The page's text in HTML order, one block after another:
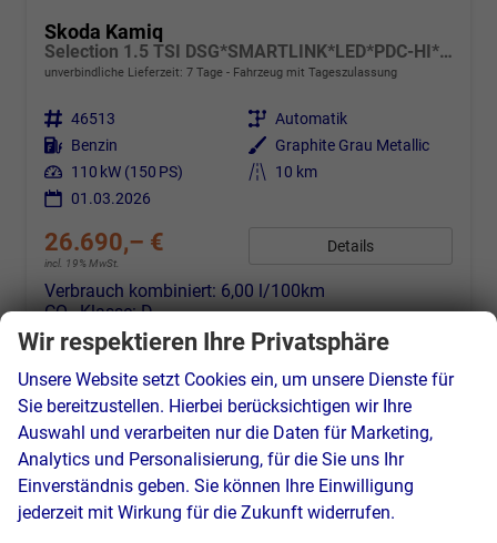
Skoda Kamiq
Selection 1.5 TSI DSG*SMARTLINK*LED*PDC-HI*TEMPOMAT*SHZ*KLIMA
unverbindliche Lieferzeit: 7 Tage Fahrzeug mit Tageszulassung
Fahrzeugnr. 46513 Getriebe Automatik
Kraftstoff Benzin Außenfarbe
Graphite Grau Metallic
Leistung 110 kW (150 PS) Kilometerstand
10 km
01.03.2026
26.690,– €
incl. 19% MwSt.
Details
Verbrauch kombiniert: 6,00 l/100km
CO2-Klasse: D
CO2-Emissionen:131,00 g/km
Wir respektieren Ihre Privatsphäre
Unsere Website setzt Cookies ein, um unsere Dienste für
Sie bereitzustellen. Hierbei berücksichtigen wir Ihre
Auswahl und verarbeiten nur die Daten für Marketing,
Analytics und Personalisierung, für die Sie uns Ihr
Einverständnis geben. Sie können Ihre Einwilligung
jederzeit mit Wirkung für die Zukunft widerrufen.